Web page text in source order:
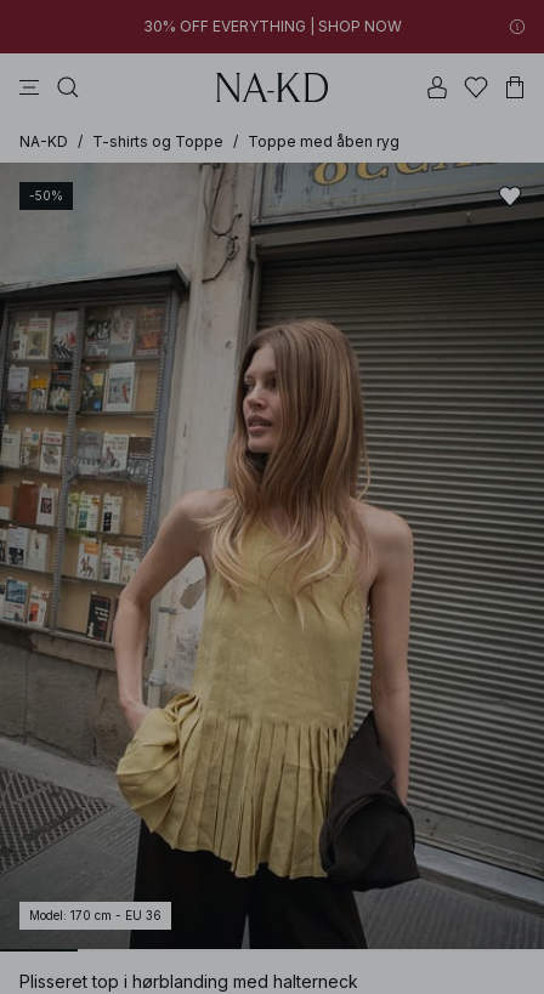
14h 09m 51s
FINAL SALE | SHOP NOW
14h 09m 51s
30% OFF EVERYTHING | SHOP NOW
NA-KD / T-shirts og Toppe / Toppe med åben ryg
-50%
Model : 170 cm - EU 36
Plisseret top i hørblanding med halterneck